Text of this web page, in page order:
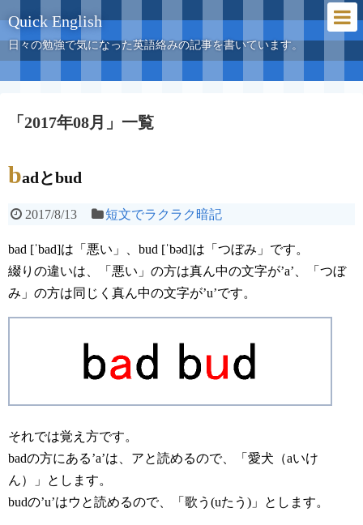
Quick English
日々の勉強で気になった英語絡みの記事を書いています。
「 2017年08月 」 一覧
badとbud
2017/8/13 短文でラクラク暗記
bad [ˈbad]は「悪い」、bud [ˈbəd]は「つぼみ」です。
綴りの違いは、「悪い」の方は真ん中の文字が’a’、「つぼ
み」の方は同じく真ん中の文字が’u’です。
それでは覚え方です。
badの方にある’a’は、アと読めるので、「愛犬（aいけ
ん）」とします。
budの’u’はウと読めるので、「歌う(uたう)」とします。